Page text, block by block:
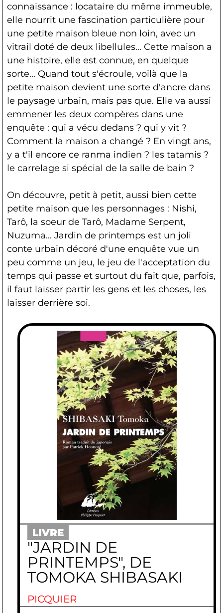
connaissance : locataire du même immeuble,
elle nourrit une fascination particulière pour
une petite maison bleue non loin, avec un
vitrail doté de deux libellules... Cette maison a
une histoire, elle est connue, en quelque
sorte... Quand tout s'écroule, voilà que la
petite maison devient une sorte d'ancre dans
le paysage urbain, mais pas que. Elle va aussi
emmener les deux compères dans une
enquête : qui a vécu dedans ? qui y vit ?
Comment la maison a changé ? En vingt ans,
y a t'il encore ce ranma indien ? les tatamis ?
le carrelage si spécial de la salle de bain ?
On découvre, petit à petit, aussi bien cette
petite maison que les personnages : Nishi,
Tarô, la soeur de Tarô, Madame Serpent,
Nuzuma... Jardin de printemps est un joli
conte urbain décoré d'une enquête vue un
peu comme un jeu, le jeu de l'acceptation du
temps qui passe et surtout du fait que, parfois,
il faut laisser partir les gens et les choses, les
laisser derrière soi.
LIVRE
"JARDIN DE
PRINTEMPS", DE
TOMOKA SHIBASAKI
PICQUIER